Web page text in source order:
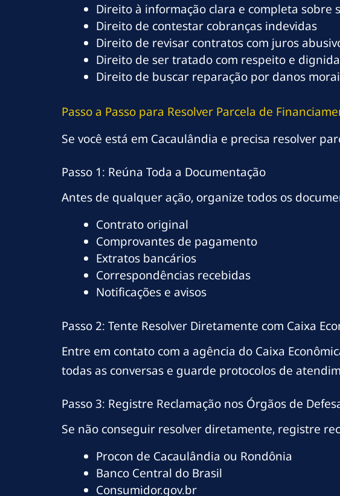
Direito à informação clara e completa sobre
Direito de contestar cobranças indevidas
Direito de revisar contratos com juros
Direito de ser tratado com respeito e
Direito de buscar reparação por danos
Passo a Passo para Resolver Parcela de
Se você está em Cacaulândia e precisa resolver
Passo 1: Reúna Toda a Documentação
Antes de qualquer ação, organize todos os
Contrato original
Comprovantes de pagamento
Extratos bancários
Correspondências recebidas
Notificações e avisos
Passo 2: Tente Resolver Diretamente com Caixa
Entre em contato com a agência do Caixa
todas as conversas e guarde protocolos de
Passo 3: Registre Reclamação nos Órgãos de
Se não conseguir resolver diretamente, registre
Procon de Cacaulândia ou Rondônia
Banco Central do Brasil
Consumidor.gov.br